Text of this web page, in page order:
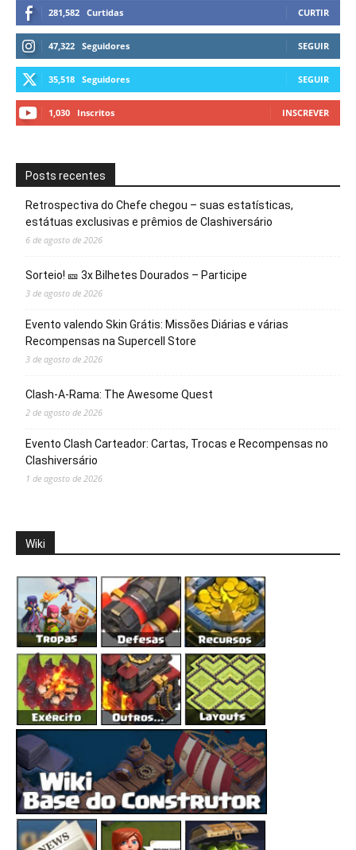
281,582 Curtidas CURTIR
47,322 Seguidores SEGUIR
35,518 Seguidores SEGUIR
1,030 Inscritos INSCREVER
Posts recentes
Retrospectiva do Chefe chegou – suas estatísticas,
estátuas exclusivas e prêmios de Clashiversário
6 de agosto de 2026
Sorteio! 🎫 3x Bilhetes Dourados – Participe
3 de agosto de 2026
Evento valendo Skin Grátis: Missões Diárias e várias
Recompensas na Supercell Store
3 de agosto de 2026
Clash-A-Rama: The Awesome Quest
2 de agosto de 2026
Evento Clash Carteador: Cartas, Trocas e Recompensas no
Clashiversário
1 de agosto de 2026
Wiki